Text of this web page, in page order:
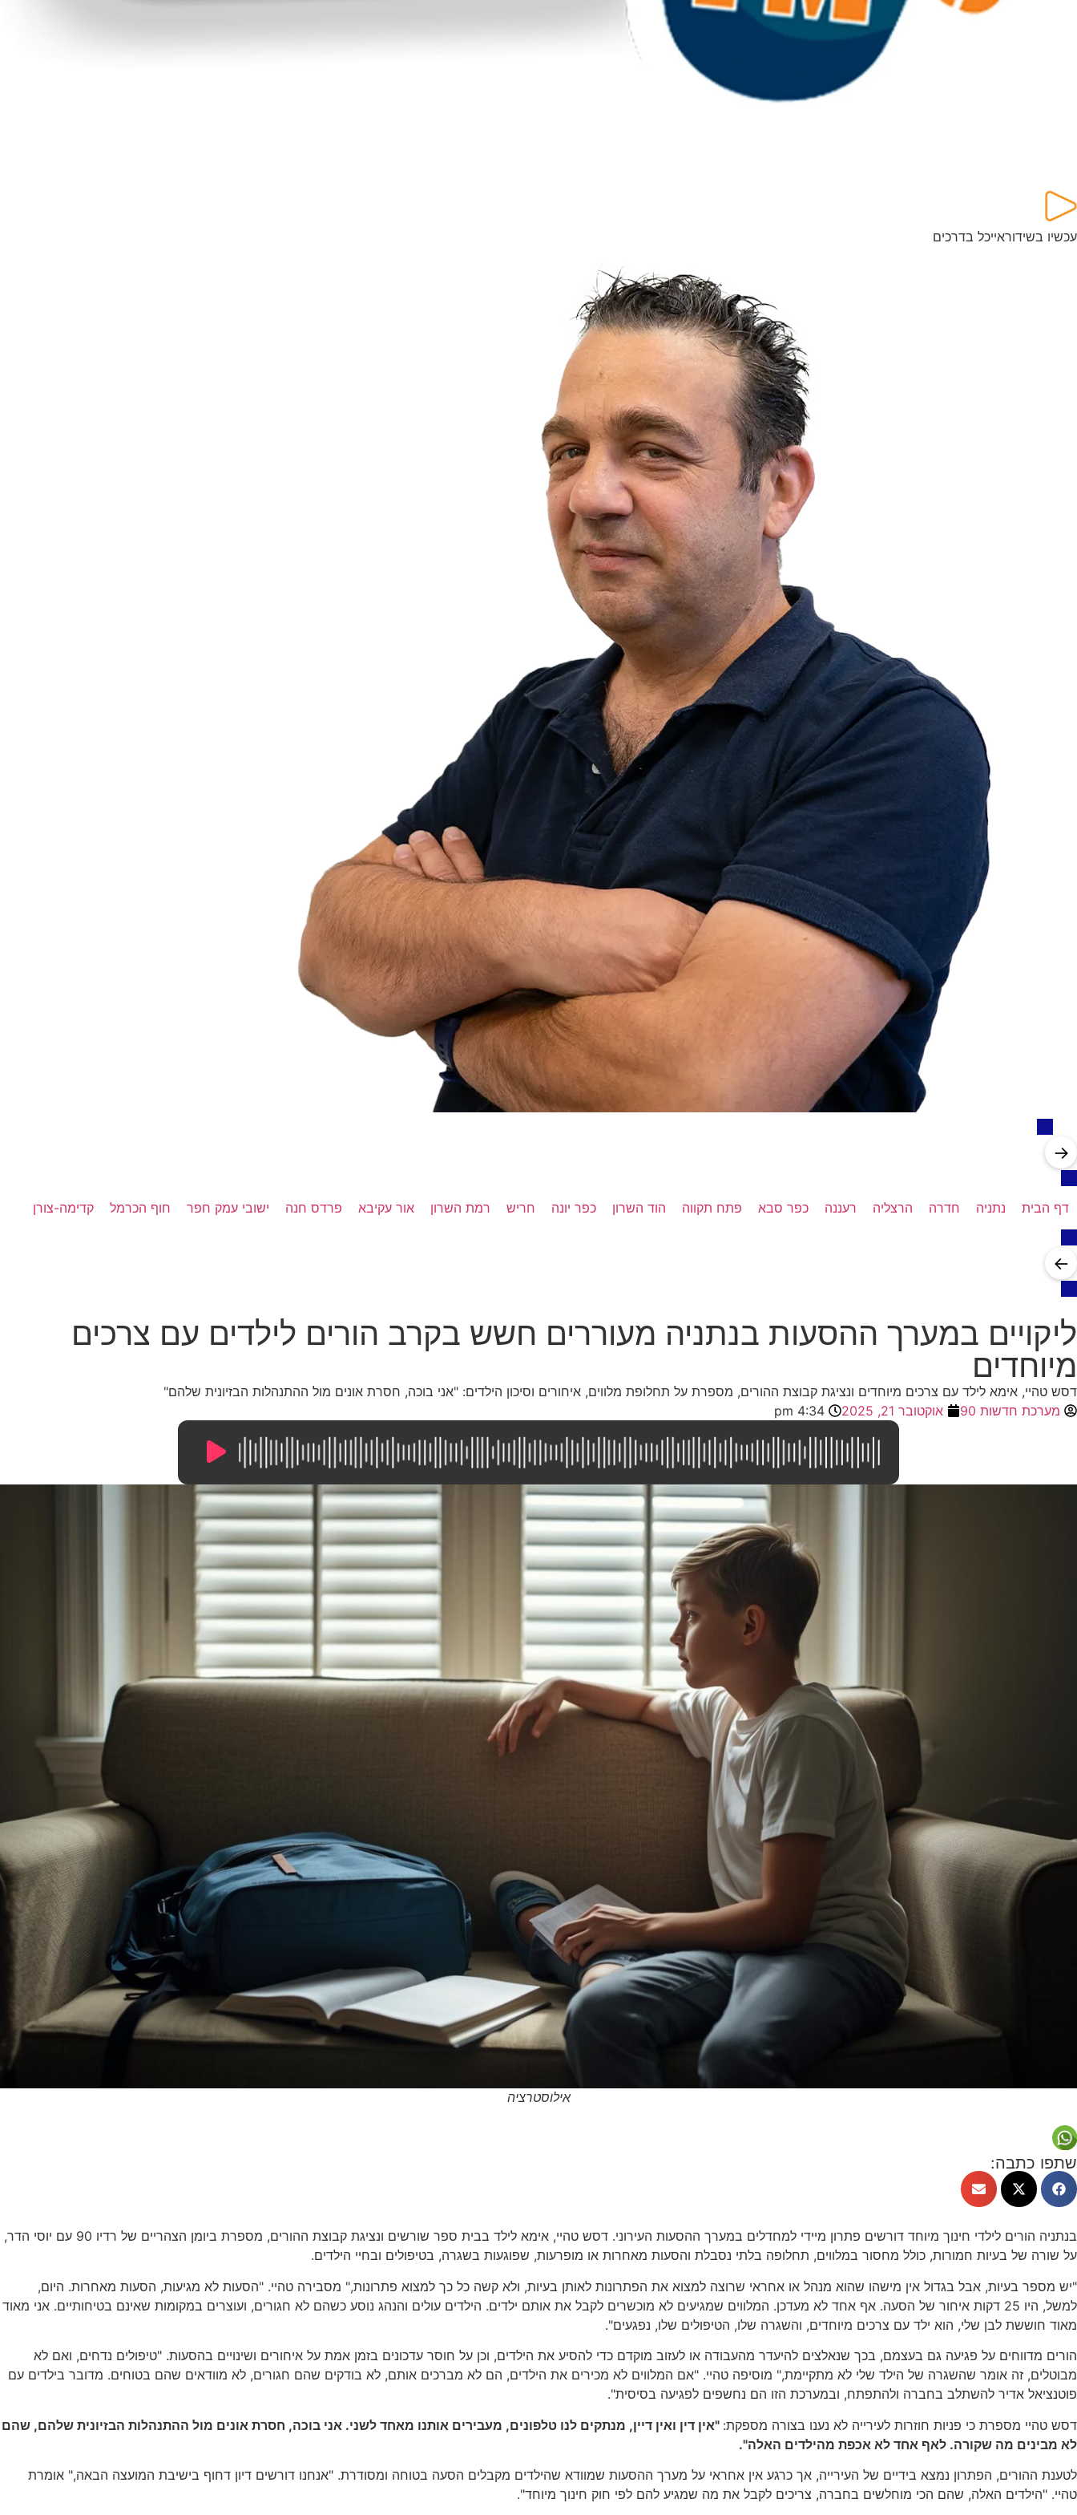
עכשיו בשידוראייכל בדרכים
→
דף הבית נתניה חדרה הרצליה רעננה כפר סבא פתח תקווה הוד השרון כפר יונה חריש רמת השרון אור עקיבא פרדס חנה ישובי עמק חפר חוף הכרמל קדימה-צורן
←
ליקויים במערך ההסעות בנתניה מעוררים חשש בקרב הורים לילדים עם צרכים
מיוחדים
דסש טהיי, אימא לילד עם צרכים מיוחדים ונציגת קבוצת ההורים, מספרת על תחלופת מלווים, איחורים וסיכון הילדים: "אני בוכה, חסרת אונים מול ההתנהלות הבזיונית שלהם"
מערכת חדשות 90
אוקטובר 21, 2025 4:34 pm
0:00
/
15:51
אילוסטרציה
שתפו כתבה:
בנתניה הורים לילדי חינוך מיוחד דורשים פתרון מיידי למחדלים במערך ההסעות העירוני. דסש טהיי, אימא לילד בבית ספר שורשים ונציגת קבוצת ההורים, מספרת ביומן הצהריים של רדיו 90 עם יוסי הדר,
על שורה של בעיות חמורות, כולל מחסור במלווים, תחלופה בלתי נסבלת והסעות מאחרות או מופרעות, שפוגעות בשגרה, בטיפולים ובחיי הילדים.
"יש מספר בעיות, אבל בגדול אין מישהו שהוא מנהל או אחראי שרוצה למצוא את הפתרונות לאותן בעיות, ולא קשה כל כך למצוא פתרונות," מסבירה טהיי. "הסעות לא מגיעות, הסעות מאחרות. היום,
למשל, היו 25 דקות איחור של הסעה. אף אחד לא מעדכן. המלווים שמגיעים לא מוכשרים לקבל את אותם ילדים. הילדים עולים והנהג נוסע כשהם לא חגורים, ועוצרים במקומות שאינם בטיחותיים. אני מאוד
מאוד חוששת לבן שלי, הוא ילד עם צרכים מיוחדים, והשגרה שלו, הטיפולים שלו, נפגעים".
הורים מדווחים על פגיעה גם בעצמם, בכך שנאלצים להיעדר מהעבודה או לעזוב מוקדם כדי להסיע את הילדים, וכן על חוסר עדכונים בזמן אמת על איחורים ושינויים בהסעות. "טיפולים נדחים, ואם לא
מבוטלים, זה אומר שהשגרה של הילד שלי לא מתקיימת," מוסיפה טהיי. "אם המלווים לא מכירים את הילדים, הם לא מברכים אותם, לא בודקים שהם חגורים, לא מוודאים שהם בטוחים. מדובר בילדים עם
פוטנציאל אדיר להשתלב בחברה ולהתפתח, ובמערכת הזו הם נחשפים לפגיעה בסיסית".
דסש טהיי מספרת כי פניות חוזרות לעירייה לא נענו בצורה מספקת: "אין דין ואין דיין, מנתקים לנו טלפונים, מעבירים אותנו מאחד לשני. אני בוכה, חסרת אונים מול ההתנהלות הבזיונית שלהם, שהם
לא מבינים מה שקורה. לאף אחד לא אכפת מהילדים האלה".
לטענת ההורים, הפתרון נמצא בידיים של העירייה, אך כרגע אין אחראי על מערך ההסעות שמוודא שהילדים מקבלים הסעה בטוחה ומסודרת. "אנחנו דורשים דיון דחוף בישיבת המועצה הבאה," אומרת
טהיי. "הילדים האלה, שהם הכי מוחלשים בחברה, צריכים לקבל את מה שמגיע להם לפי חוק חינוך מיוחד".